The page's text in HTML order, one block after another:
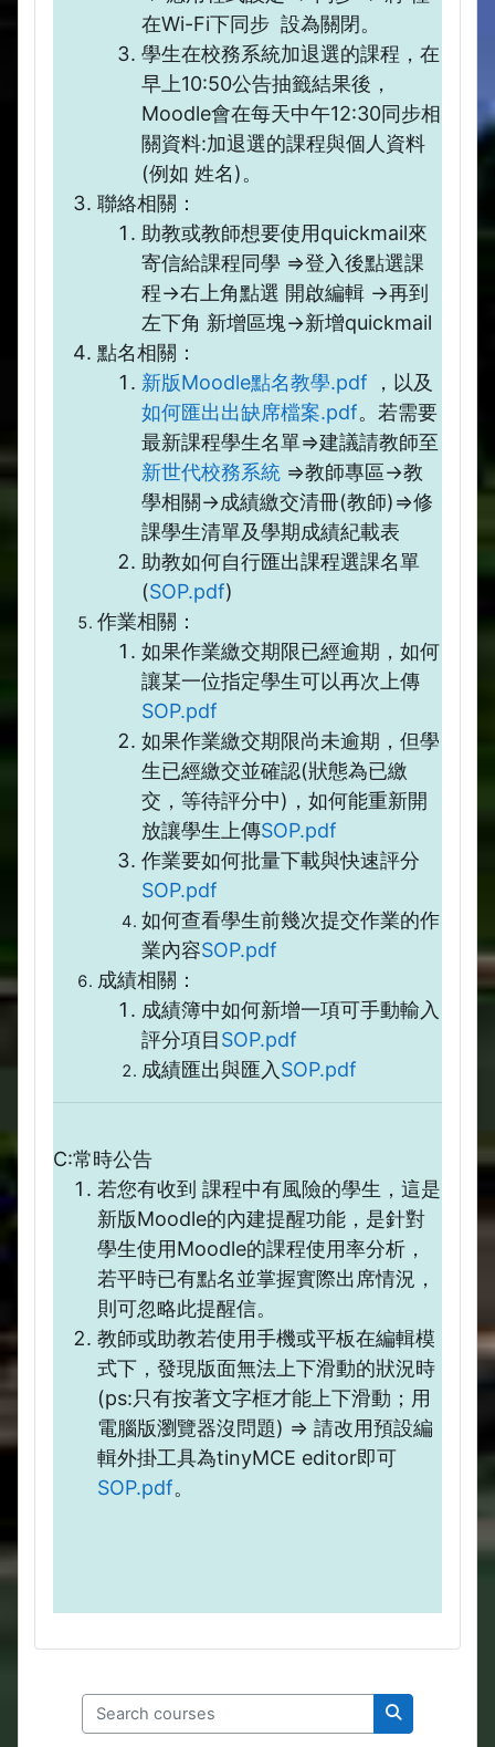
在Wi-Fi下同步 設為關閉。
學生在校務系統加退選的課程，在
早上10:50公告抽籤結果後，
Moodle會在每天中午12:30同步相
關資料:加退選的課程與個人資料
(例如 姓名)。
聯絡相關：
助教或教師想要使用quickmail來
寄信給課程同學 =>登入後點選課
程->右上角點選 開啟編輯 ->再到
左下角 新增區塊->新增quickmail
點名相關：
新版Moodle點名教學.pdf ，以及
如何匯出出缺席檔案.pdf。若需要
最新課程學生名單=>建議請教師至
新世代校務系統 =>教師專區->教
學相關->成績繳交清冊(教師)=>修
課學生清單及學期成績紀載表
助教如何自行匯出課程選課名單
(SOP.pdf)
作業相關：
如果作業繳交期限已經逾期，如何
讓某一位指定學生可以再次上傳
SOP.pdf
如果作業繳交期限尚未逾期，但學
生已經繳交並確認(狀態為已繳
交，等待評分中)，如何能重新開
放讓學生上傳SOP.pdf
作業要如何批量下載與快速評分
SOP.pdf
如何查看學生前幾次提交作業的作
業內容SOP.pdf
成績相關：
成績簿中如何新增一項可手動輸入
評分項目SOP.pdf
成績匯出與匯入 SOP.pdf
C:常時公告
若您有收到 課程中有風險的學生，這是
新版Moodle的內建提醒功能，是針對
學生使用Moodle的課程使用率分析，
若平時已有點名並掌握實際出席情況，
則可忽略此提醒信。
教師或助教若使用手機或平板在編輯模
式下，發現版面無法上下滑動的狀況時
(ps:只有按著文字框才能上下滑動；用
電腦版瀏覽器沒問題) => 請改用預設編
輯外掛工具為tinyMCE editor即可
SOP.pdf。
Search courses
Search